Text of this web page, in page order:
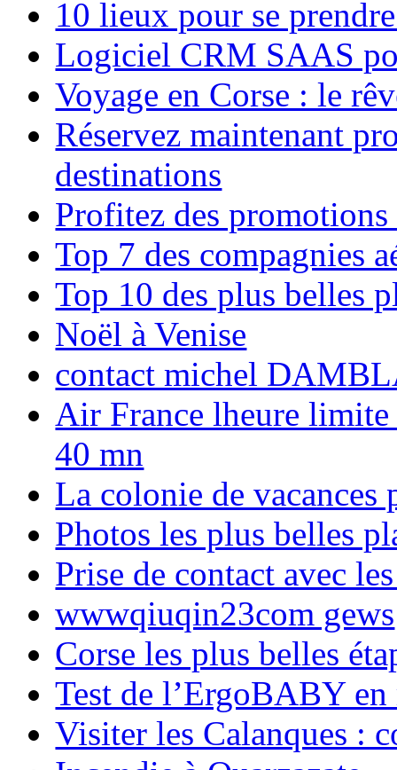
10 lieux pour se
Logiciel CRM SAAS
Voyage en Corse : le
Réservez maintenant
destinations
Profitez des
Top 7 des compagnies
Top 10 des plus belles
Noël à Venise
contact michel
Air France lheure limite
40 mn
La colonie de vacances
Photos les plus belles
Prise de contact avec
wwwqiuqin23com gews
Corse les plus belles
Test de l’ErgoBABY en
Visiter les Calanques :